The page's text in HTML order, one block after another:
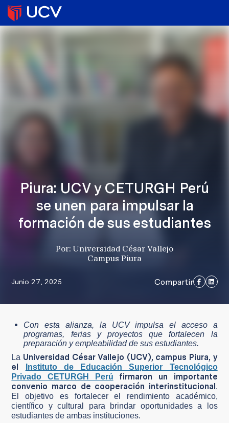
Piura: UCV y CETURGH Perú
se unen para impulsar la
formación de sus estudiantes
Por: Universidad César Vallejo
Campus Piura
Junio 27, 2025 Compartir
Con esta alianza, la UCV impulsa el acceso a
programas, ferias y proyectos que fortalecen la
preparación y empleabilidad de sus estudiantes.
La Universidad César Vallejo (UCV), campus Piura, y
el
Instituto de Educación Superior Tecnológico
Privado CETURGH Perú firmaron un importante
convenio marco de cooperación interinstitucional.
El objetivo es fortalecer el rendimiento académico,
científico y cultural para brindar oportunidades a los
estudiantes de ambas instituciones.